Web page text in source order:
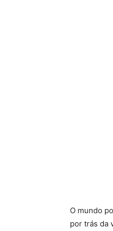
O mundo
por trás da